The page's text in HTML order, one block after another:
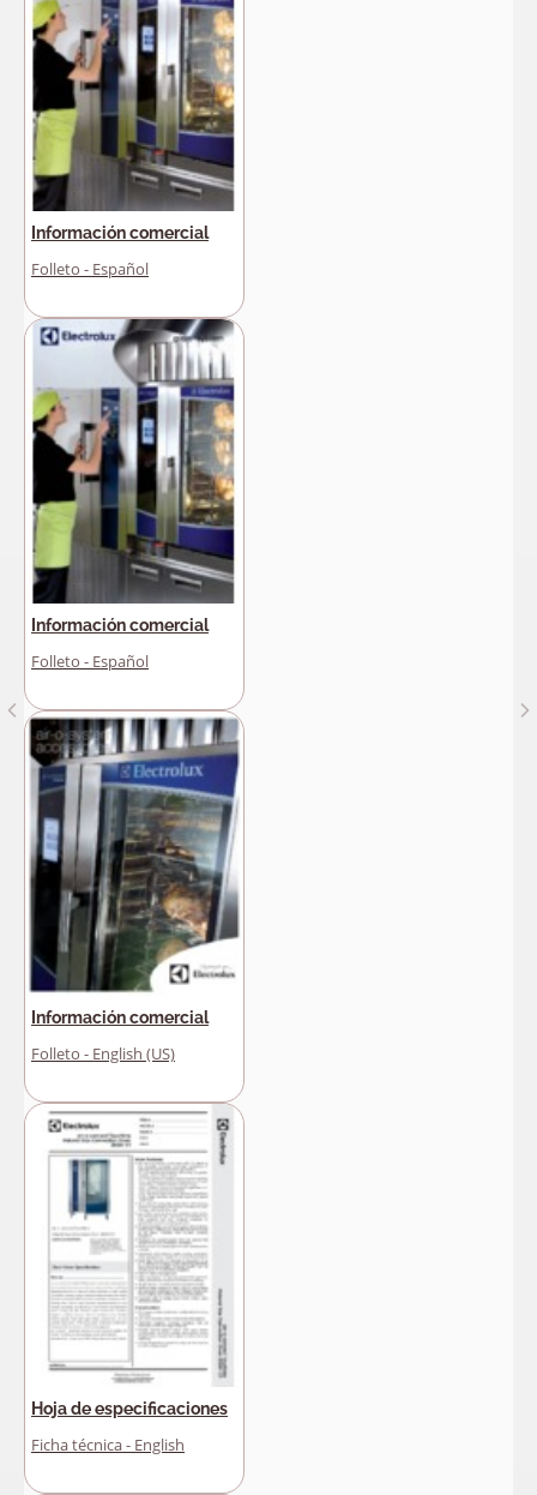
Información comercial
Folleto - Español
Información comercial
Folleto - Español
Información comercial
Folleto - English (US)
Hoja de especificaciones
Ficha técnica - English